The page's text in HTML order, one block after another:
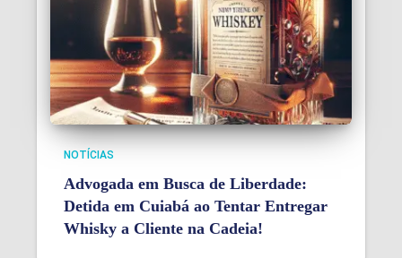
NOTÍCIAS
Advogada em Busca de Liberdade:
Detida em Cuiabá ao Tentar Entregar
Whisky a Cliente na Cadeia!